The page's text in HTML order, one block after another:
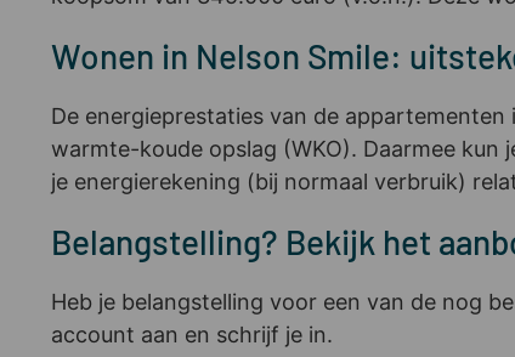
Wonen in Nelson Smile:
De energieprestaties van de
warmte-koude opslag (WKO). Daarmee
je energierekening (bij normaal verbruik)
Belangstelling? Bekijk het
Heb je belangstelling voor een van de nog
account aan en schrijf je in.